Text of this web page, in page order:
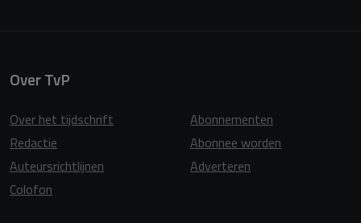
Over TvP
Over het tijdschrift
Redactie
Auteursrichtlijnen
Colofon
Abonnementen
Abonnee worden
Adverteren